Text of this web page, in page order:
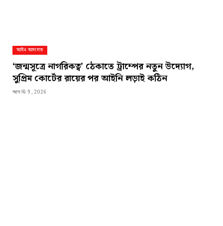
আইন আদালত
‘জন্মসূত্রে নাগরিকত্ব’ ঠেকাতে ট্রাম্পের নতুন উদ্যোগ,
সুপ্রিম কোর্টের রায়ের পর আইনি লড়াই কঠিন
আগস্ট 9, 2026